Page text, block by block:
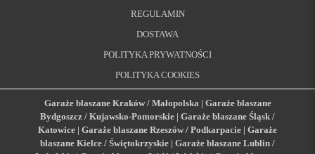
REGULAMIN
DOSTAWA
POLITYKA PRYWATNOŚCI
POLITYKA COOKIES
Garaże blaszane Kraków / Małopolska | Garaże blaszane
Bydgoszcz / Kujawsko-Pomorskie | Garaże blaszane Śląsk /
Katowice | Garaże blaszane Rzeszów / Podkarpacie | Garaże
blaszane Kielce / Świętokrzyskie | Garaże blaszane Lublin /